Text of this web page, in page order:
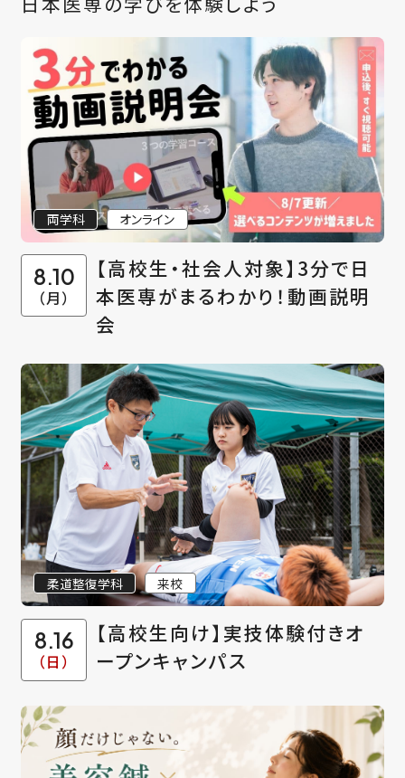
両学科 オンライン
8.10
（月）
【高校生・社会人対象】3分で日
本医専がまるわかり！動画説明
会
柔道整復学科 来校
8.16
（日）
【高校生向け】実技体験付きオ
ープンキャンパス